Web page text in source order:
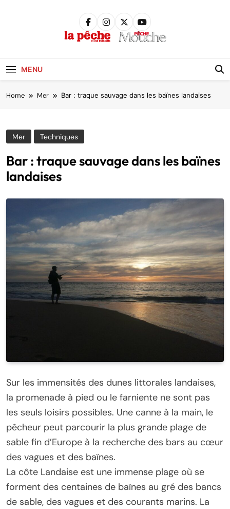
MENU
Home Mer Bar : traque sauvage dans les baïnes landaises
Mer Techniques
Bar : traque sauvage dans les baïnes
landaises
Sur les immensités des dunes littorales landaises,
la promenade à pied ou le farniente ne sont pas
les seuls loisirs possibles. Une canne à la main, le
pêcheur peut parcourir la plus grande plage de
sable fin d’Europe à la recherche des bars au cœur
des vagues et des baïnes.
La côte Landaise est une immense plage où se
forment des centaines de baïnes au gré des bancs
de sable, des vagues et des courants marins. La